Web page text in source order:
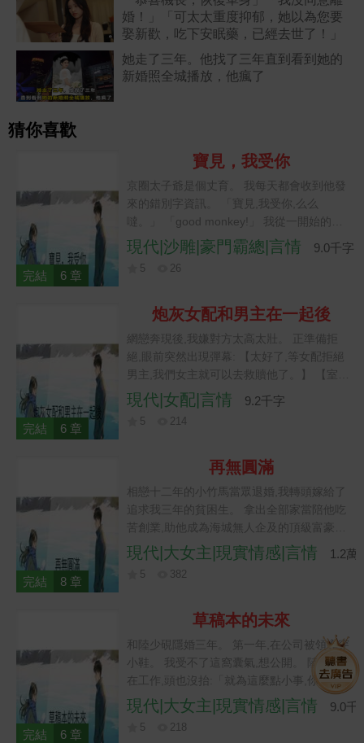
婚！」「可太太重度抑郁，她以為您要
娶新歡，吃下安眠藥，已經去世了！」
她走了三年。他找了三年直到看到她的
新婚照全城播放，他瘋了
猜你喜歡
完結 6 章
寶見，我受你
京圈太子爺是個丈育。 我每天都會收到他發
來的錯別字資訊。 「寶見,我受你,么么
不懂,到後來已經學會了配合。 畢竟他一個月
給我一百萬。 他就是給我發火星文,我都能意
會。 直到某天,他媽突然找上門,遞給我一張
袋。 「離開您兒子是吧,我懂。」 她痛心疾
「?」
現代|沙雕|豪門霸總|言情 9.0千字
5 26
完結 6 章
炮灰女配和男主在一起後
網戀奔現後,我嫌對方太高太壯。 正準備拒
絕,眼前突然出現彈幕: 【太好了,等女配拒絕
男主,我們女主就可以去救贖他了。】 【室友
女主已準備就緒,等女配一離開,她立刻上去安
慰。】 【女配還是太年輕,就喜歡斯文儒雅
的,等大幾歲就知道這種肩寬腰窄有多香了,力
就覺得爽。】 我愣了愣,看著眼前穿襯衫都緊
到要爆開的男人。 話鋒一轉: 「其實,也不是
不能試試。」
現代|女配|言情 9.2千字
5 214
完結 8 章
再無圓滿
相戀十二年的小竹馬當眾退婚,我轉頭嫁給了
追求我三年的貧困生。 拿出全部家當陪他吃
苦創業,助他成為海城無人企及的頂級富豪。
有了錢的丈夫對我寵愛至極,捨不得我吃一點
苦,總是把最好的東西拿到我面前。 直到我懷
孕四個月後。 那晚腹痛難忍,有血水順著腿部
下。」 那個聲音我無比熟悉。 救護車到來的
那一刻。 我在暈倒之前,用盡最後的力氣對醫
生說道:「孩子......不保了。」 祁宴,我也不要
了。
現代|大女主|現實情感|言情 1.2萬
5 382
完結 6 章
草稿本的未來
和陸少硯隱婚三年。 第一年,在公司被領導穿
小鞋。 我受不了這窩囊氣,想公開。 陸少硯
在工作,頭也沒抬:「就為這麼點小事,你別
作。」 第二年,陸少硯的白月光空降公司,同
事狂嗑雙強 CP。 我氣不過想宣示主權。 陸
少硯冷冷回拒:「吃醋要有個限度,你要學會公
現代|大女主|現實情感|言情 9.0千
5 218